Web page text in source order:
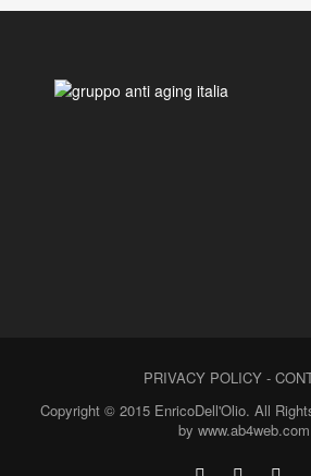
PRIVACY POLICY -
Copyright © 2015 EnricoDell'Olio. All
by www.ab4web.com